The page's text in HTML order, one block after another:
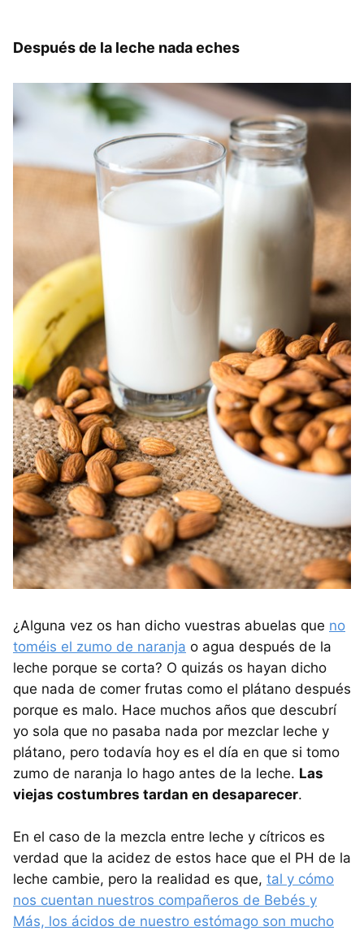
Después de la leche nada eches
¿Alguna vez os han dicho vuestras abuelas que no
toméis el zumo de naranja o agua después de la
leche porque se corta? O quizás os hayan dicho
que nada de comer frutas como el plátano después
porque es malo. Hace muchos años que descubrí
yo sola que no pasaba nada por mezclar leche y
plátano, pero todavía hoy es el día en que si tomo
zumo de naranja lo hago antes de la leche. Las
viejas costumbres tardan en desaparecer.
En el caso de la mezcla entre leche y cítricos es
verdad que la acidez de estos hace que el PH de la
leche cambie, pero la realidad es que, tal y cómo
nos cuentan nuestros compañeros de Bebés y
Más, los ácidos de nuestro estómago son mucho